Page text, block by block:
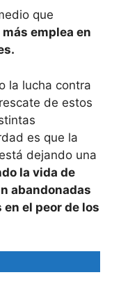
que
emplea en
la lucha contra
de estos
es que la
dejando una
la vida de
abandonadas
el peor de los